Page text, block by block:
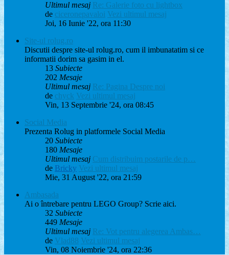
Ultimul mesaj Re: Galerie foto cu lightbox
de ciceronepavaloi Vezi ultimul mesaj
Joi, 16 Iunie '22, ora 11:30
Site-ul rolug.ro
Discutii despre site-ul rolug.ro, cum il imbunatatim si ce
informatii dorim sa gasim in el.
13 Subiecte
202 Mesaje
Ultimul mesaj Re: Pagina Despre noi
de chyck Vezi ultimul mesaj
Vin, 13 Septembrie '24, ora 08:45
Social Media
Prezenta Rolug in platformele Social Media
20 Subiecte
180 Mesaje
Ultimul mesaj Cum distribuim postarile de p…
de Bricky Vezi ultimul mesaj
Mie, 31 August '22, ora 21:59
Ambasada
Ai o întrebare pentru LEGO Group? Scrie aici.
32 Subiecte
449 Mesaje
Ultimul mesaj Re: Vot pentru alegerea Ambas…
de Vlad88 Vezi ultimul mesaj
Vin, 08 Noiembrie '24, ora 22:36